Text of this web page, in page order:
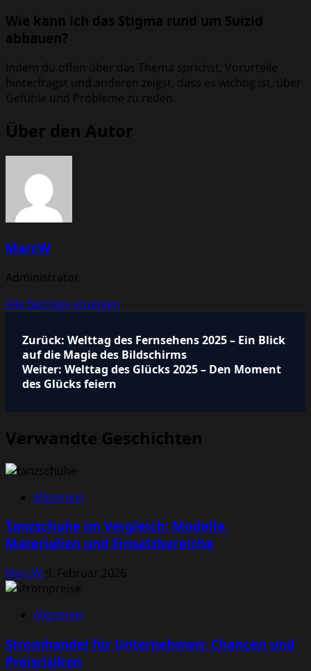
Wie kann ich das Stigma rund um Suizid
abbauen?
Indem du offen über das Thema sprichst, Vorurteile
hinterfragst und anderen zeigst, dass es wichtig ist, über
Gefühle und Probleme zu reden.
Über den Autor
MarcW
Administrator
Alle Beiträge anzeigen
Beitragsnavigation
Zurück: Welttag des Fernsehens 2025 – Ein Blick
auf die Magie des Bildschirms
Weiter: Welttag des Glücks 2025 – Den Moment
des Glücks feiern
Verwandte Geschichten
Allgemein
Tanzschuhe im Vergleich: Modelle,
Materialien und Einsatzbereiche
MarcW 9. Februar 2026
Allgemein
Stromhandel für Unternehmen: Chancen und
Preisrisiken